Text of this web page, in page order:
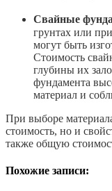
Свайные
грунтах или
могут быть
Стоимость
глубины их
фундамента
материал и
При выборе
стоимость, но и
также общую
Похожие записи: